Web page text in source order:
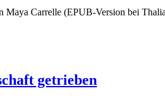
Maya Carrelle (EPUB-Version bei
getrieben